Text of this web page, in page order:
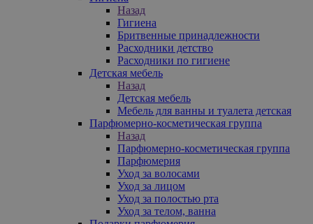
Назад
Гигиена
Бритвенные принадлежности
Расходники детство
Расходники по гигиене
Детская мебель
Назад
Детская мебель
Мебель для ванны и туалета детская
Парфюмерно-косметическая группа
Назад
Парфюмерно-косметическая группа
Парфюмерия
Уход за волосами
Уход за лицом
Уход за полостью рта
Уход за телом, ванна